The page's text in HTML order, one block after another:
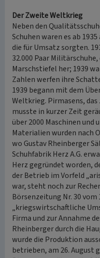
Der Zweite Weltkrieg
Neben den
Schuhen waren es ab
die für Umsatz sorgten.
32.000 Paar
Marschstiefel her; 1939
Zahlen werfen ihre
1939 begann mit dem
Weltkrieg. Pirmasens,
musste in kurzer Zeit
über 2000 Maschinen und
Materialien wurden nach
wo Gustav Rheinberger
Schuhfabrik Herz A.G.
Herz gegründet worden,
der Betrieb im Vorfeld
war, steht noch zur
Börsenzeitung Nr. 30 vom
„kriegswirtschaftliche
Firma und zur Annahme
Rheinberger durch die
wurde die Produktion
betrieben, am 26. August